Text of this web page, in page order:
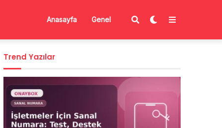
Anasayfa Genel
Trend Yazılar